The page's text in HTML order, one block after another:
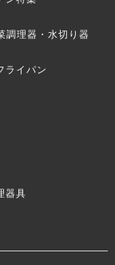
調理器・水切り器
ライパン
器具